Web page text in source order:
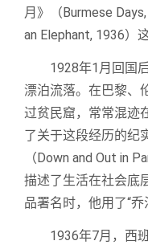
月》（Burmese
an Elephant, 1936）
1928年1月回国
漂泊流落。在巴黎、
过贫民窟，常常混迹
了关于这段经历的纪
（Down and Out in
描述了生活在社会底
品署名时，他用了“乔
1936年7月，西